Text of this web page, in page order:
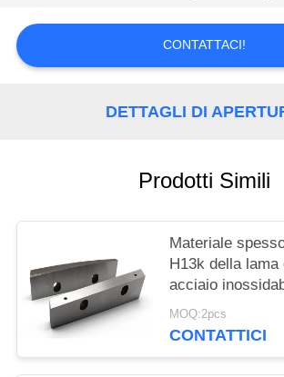
POLITICA
SULLA
PRIVACY
CONTATTACI!
DETTAGLI DI
Prodotti Simili
Materiale
H13k della lama
acciaio
che ricicla linea
MOQ:2pcs
CONTATTICI